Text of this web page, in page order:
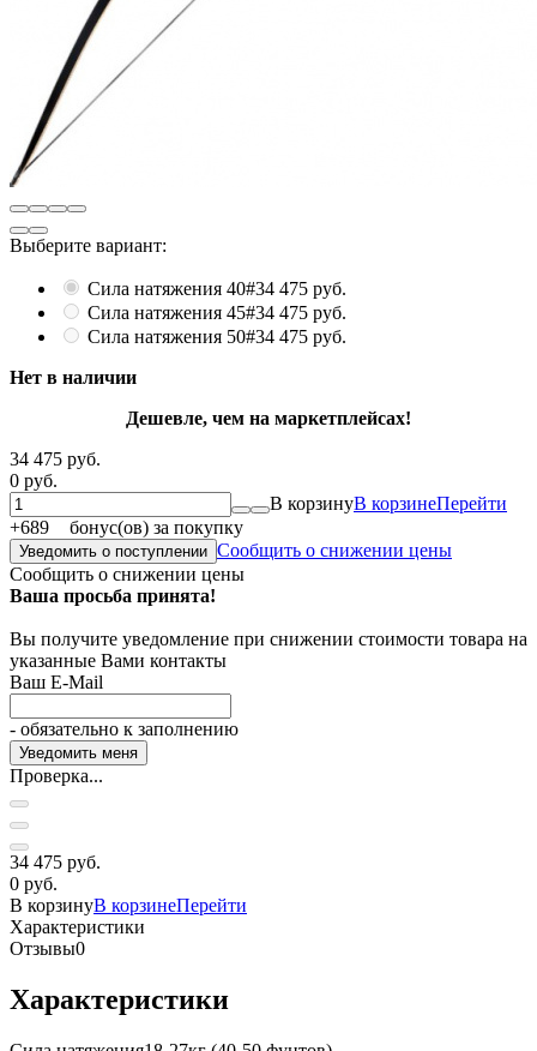
Выберите вариант:
Сила натяжения 40#34 475 руб.
Сила натяжения 45#34 475 руб.
Сила натяжения 50#34 475 руб.
Нет в наличии
Дешевле, чем на маркетплейсах!
34 475 руб.
0 руб.
В корзинуВ корзинеПерейти
+689 бонус(ов) за покупку
Уведомить о поступлении Сообщить о снижении цены
Сообщить о снижении цены
Ваша просьба принята!
Вы получите уведомление при снижении стоимости товара на
указанные Вами контакты
Ваш E-Mail
- обязательно к заполнению
Проверка...
34 475 руб.
0 руб.
В корзинуВ корзинеПерейти
Характеристики
Отзывы0
Характеристики